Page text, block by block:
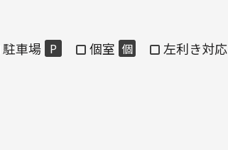
駐車場 P 個室 個 左利き対応